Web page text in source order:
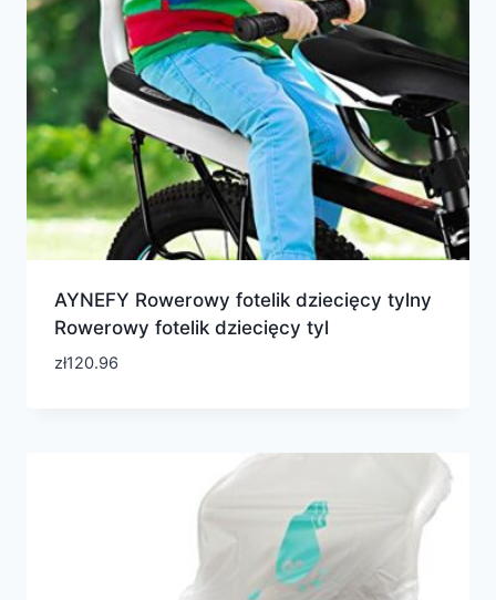
AYNEFY Rowerowy fotelik dziecięcy tylny
Rowerowy fotelik dziecięcy tyl
zł120.96